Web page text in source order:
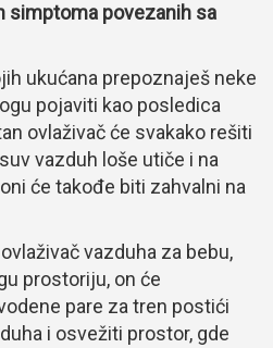
simptoma povezanih sa
ukućana prepoznaješ neke
pojaviti kao posledica
ovlaživač će svakako rešiti
vazduh loše utiče i na
će takođe biti zahvalni na
vazduha za bebu,
prostoriju, on će
pare za tren postići
i osvežiti prostor, gde